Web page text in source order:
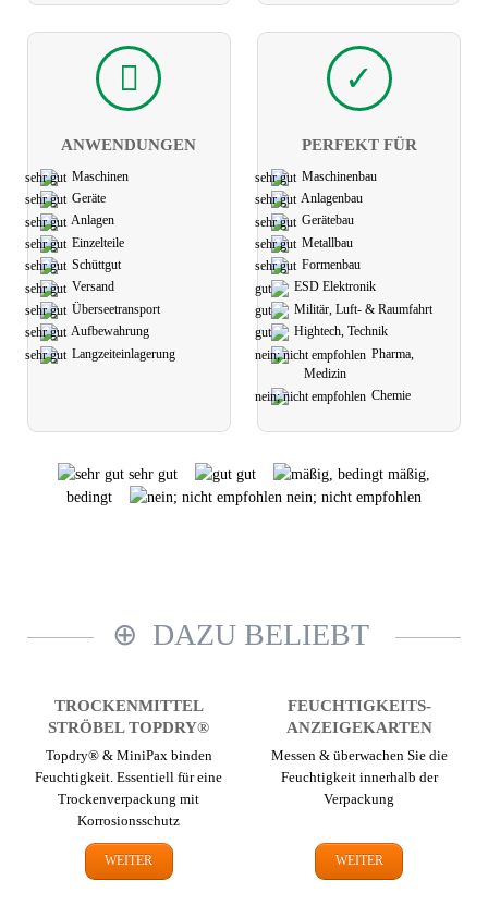
ANWEN­DUNGEN
Maschinen
Geräte
Anlagen
Einzelteile
Schüttgut
Versand
Übersee­transport
Aufbe­wahrung
Langzeit­einlagerung
PERFEKT FÜR
Maschinen­bau
Anlagen­bau
Geräte­bau
Metall­bau
Formen­bau
ESD Elektronik
Militär, Luft- & Raumfahrt
Hightech, Technik
Pharma,
Medizin
Chemie
sehr gut gut
mäßig,
bedingt
nein; nicht empfohlen
DAZU BELIEBT
TROCKEN­MITTEL
STRÖBEL TOPDRY®
Topdry® & MiniPax binden
Feuchtigkeit. Essentiell für eine
Trocken­verpackung mit
Korrosions­schutz
WEITER
FEUCHTIGKEITS­
ANZEIGEKARTEN
Messen & überwachen Sie die
Feuchtigkeit innerhalb der
Verpackung
WEITER